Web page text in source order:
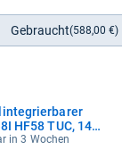
Gebraucht(588,00 €)
HF58 TUC, 14
in 3 Wochen